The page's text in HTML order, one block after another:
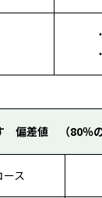
偏差値 （80％の
ス